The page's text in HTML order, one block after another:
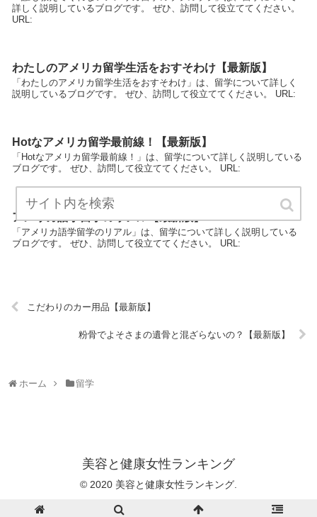
詳しく説明しているブログです。 ぜひ、訪問して役立ててください。
URL:
わたしのアメリカ留学生活をおすそわけ【最新版】
「わたしのアメリカ留学生活をおすそわけ」は、留学について詳しく
説明しているブログです。 ぜひ、訪問して役立ててください。 URL:
Hotなアメリカ留学最前線！【最新版】
「Hotなアメリカ留学最前線！」は、留学について詳しく説明している
ブログです。 ぜひ、訪問して役立ててください。 URL:
アメリカ語学留学のリアル【最新版】
「アメリカ語学留学のリアル」は、留学について詳しく説明している
ブログです。 ぜひ、訪問して役立ててください。 URL:
こだわりのカー用品【最新版】
粉骨でよそさまの遺骨と混ざらないの？【最新版】
ホーム 留学
美容と健康女性ランキング
© 2020 美容と健康女性ランキング.